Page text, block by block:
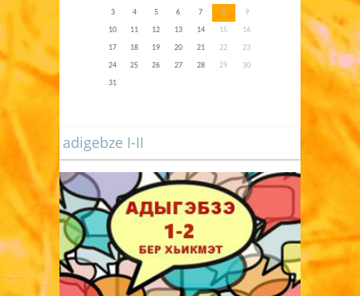
3
4 5 6 7 8
9
10
11 12 13 14 15
16
17
18 19 20 21 22
23
24
25 26 27 28 29
30
31
adigebze I-II